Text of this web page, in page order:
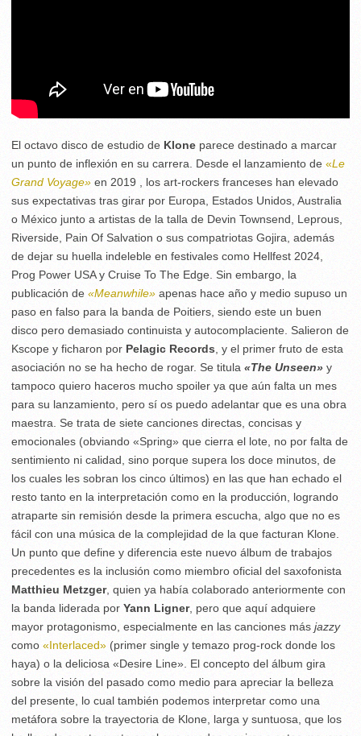
El octavo disco de estudio de Klone parece destinado a marcar
un punto de inflexión en su carrera. Desde el lanzamiento de «Le
Grand Voyage» en 2019 , los art-rockers franceses han elevado
sus expectativas tras girar por Europa, Estados Unidos, Australia
o México junto a artistas de la talla de Devin Townsend, Leprous,
Riverside, Pain Of Salvation o sus compatriotas Gojira, además
de dejar su huella indeleble en festivales como Hellfest 2024,
Prog Power USA y Cruise To The Edge. Sin embargo, la
publicación de «Meanwhile» apenas hace año y medio supuso un
paso en falso para la banda de Poitiers, siendo este un buen
disco pero demasiado continuista y autocomplaciente. Salieron de
Kscope y ficharon por Pelagic Records , y el primer fruto de esta
asociación no se ha hecho de rogar. Se titula «The Unseen» y
tampoco quiero haceros mucho spoiler ya que aún falta un mes
para su lanzamiento, pero sí os puedo adelantar que es una obra
maestra. Se trata de siete canciones directas, concisas y
emocionales (obviando «Spring» que cierra el lote, no por falta de
sentimiento ni calidad, sino porque supera los doce minutos, de
los cuales les sobran los cinco últimos) en las que han echado el
resto tanto en la interpretación como en la producción, logrando
atraparte sin remisión desde la primera escucha, algo que no es
fácil con una música de la complejidad de la que facturan Klone.
Un punto que define y diferencia este nuevo álbum de trabajos
precedentes es la inclusión como miembro oficial del saxofonista
Matthieu Metzger, quien ya había colaborado anteriormente con
la banda liderada por Yann Ligner, pero que aquí adquiere
mayor protagonismo, especialmente en las canciones más jazzy
como «Interlaced» (primer single y temazo prog-rock donde los
haya) o la deliciosa «Desire Line». El concepto del álbum gira
sobre la visión del pasado como medio para apreciar la belleza
del presente, lo cual también podemos interpretar como una
metáfora sobre la trayectoria de Klone, larga y suntuosa, que los